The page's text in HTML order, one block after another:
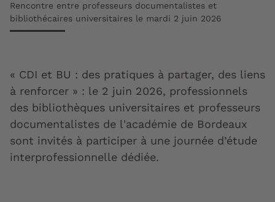
Rencontre entre professeurs documentalistes et
bibliothécaires universitaires le mardi 2 juin 2026
« CDI et BU : des pratiques à partager, des liens
à renforcer » : le 2 juin 2026, professionnels
des bibliothèques universitaires et professeurs
documentalistes de l'académie de Bordeaux
sont invités à participer à une journée d’étude
interprofessionnelle dédiée.